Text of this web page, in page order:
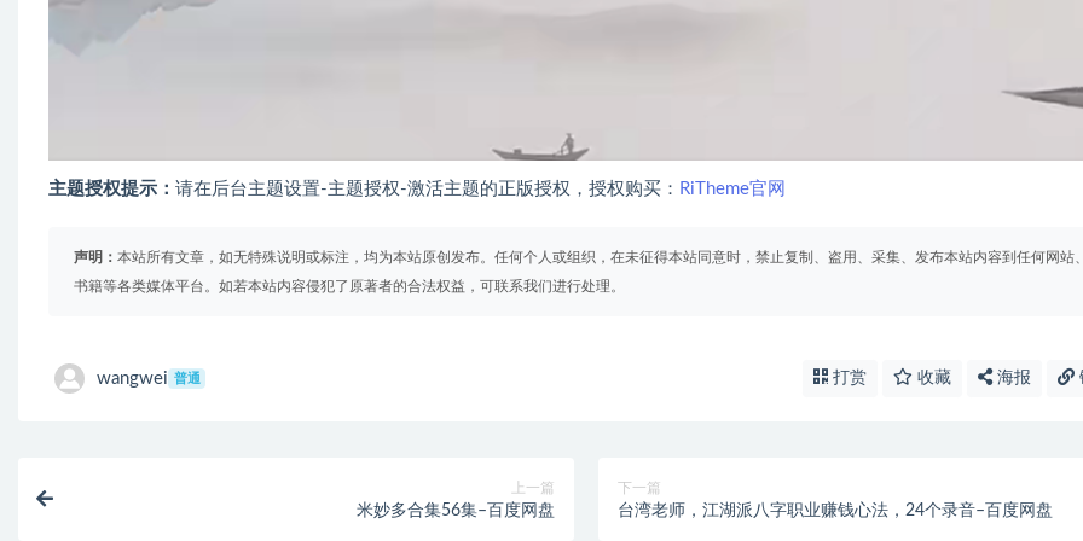
主题授权提示： 请在后台主题设置-主题授权-激活主题的正版授权，授权购买： RiTheme官网
声明： 本站所有文章，如无特殊说明或标注，均为本站原创发布。任何个人或组织，在未征得本站同意时，禁止复制、盗用、采集、发布本站内容到任何网站
书籍等各类媒体平台。如若本站内容侵犯了原著者的合法权益，可联系我们进行处理。
wangwei 普通 打赏 收藏 海报
上一篇
米妙多合集56集–百度网盘
下一篇
台湾老师，江湖派八字职业赚钱心法，24个录音–百度网盘